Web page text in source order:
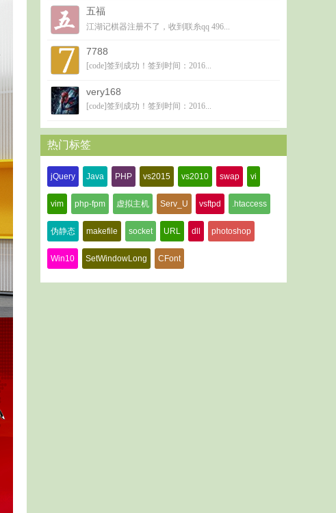
五福
江湖记棋器注册不了，收到联糸qq 496...
7788
[code]签到成功！签到时间：2016...
very168
[code]签到成功！签到时间：2016...
热门标签
jQuery Java PHP vs2015 vs2010 swap vi
vim php-fpm 虚拟主机 Serv_U vsftpd .htaccess
伪静态 makefile socket URL dll photoshop
Win10 SetWindowLong CFont